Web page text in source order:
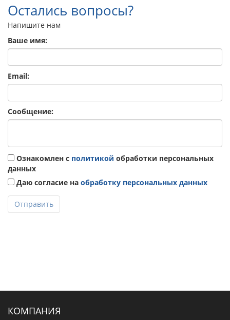
Остались вопросы?
Напишите нам
Ваше имя:
Email:
Сообщение:
Ознакомлен с политикой обработки персональных
данных
Даю согласие на обработку персональных данных
Отправить
КОМПАНИЯ